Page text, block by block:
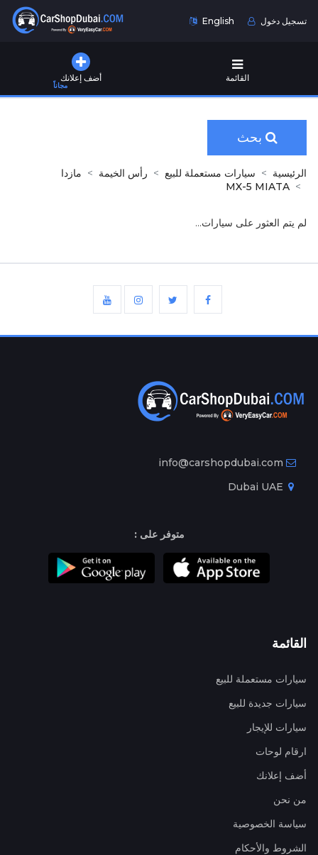
English تسجيل دخول
أضف إعلانك
مجاناً
القائمة
بحث
الرئيسية سيارات مستعملة للبيع رأس الخيمة
مازدا
MX-5 MIATA
لم يتم العثور على سيارات...
info@carshopdubai.com
متوفر على :
القائمة
سيارات مستعملة للبيع
سيارات جديدة للبيع
سيارات للإيجار
ارقام لوحات
أضف إعلانك
من نحن
سياسة الخصوصية
الشروط والأحكام